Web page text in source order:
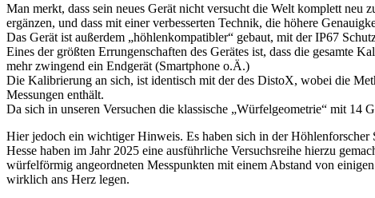
Man merkt, dass sein neues Gerät nicht versucht die Welt komplett neu
ergänzen, und dass mit einer verbesserten Technik, die höhere
Das Gerät ist außerdem „höhlenkompatibler“ gebaut, mit der IP67
Eines der größten Errungenschaften des Gerätes ist, dass die gesamte
mehr zwingend ein Endgerät (Smartphone o.Ä.)
Die Kalibrierung an sich, ist identisch mit der des DistoX, wobei die
Messungen enthält.
Da sich in unseren Versuchen die klassische „Würfelgeometrie“ mit 14
Hier jedoch ein wichtiger Hinweis. Es haben sich in der
Hesse haben im Jahr 2025 eine ausführliche Versuchsreihe hierzu
würfelförmig angeordneten Messpunkten mit einem Abstand von
wirklich ans Herz legen.